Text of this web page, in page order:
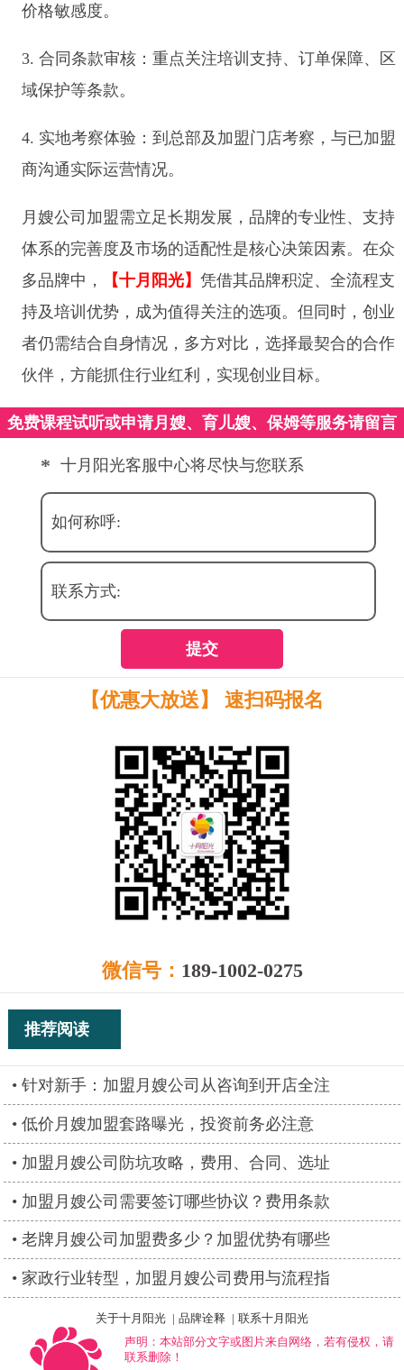
价格敏感度。
3. 合同条款审核：重点关注培训支持、订单保障、区
域保护等条款。
4. 实地考察体验：到总部及加盟门店考察，与已加盟
商沟通实际运营情况。
月嫂公司加盟需立足长期发展，品牌的专业性、支持
体系的完善度及市场的适配性是核心决策因素。在众
多品牌中，
【十月阳光】 凭借其品牌积淀、全流程支
持及培训优势，成为值得关注的选项。但同时，创业
者仍需结合自身情况，多方对比，选择最契合的合作
伙伴，方能抓住行业红利，实现创业目标。
免费课程试听或申请月嫂、育儿嫂、保姆等服务请留言
* 十月阳光客服中心将尽快与您联系
如何称呼:
联系方式:
提交
【优惠大放送】 速扫码报名
微信号： 189-1002-0275
推荐阅读
针对新手：加盟月嫂公司从咨询到开店全注
低价月嫂加盟套路曝光，投资前务必注意
加盟月嫂公司防坑攻略，费用、合同、选址
加盟月嫂公司需要签订哪些协议？费用条款
老牌月嫂公司加盟费多少？加盟优势有哪些
家政行业转型，加盟月嫂公司费用与流程指
关于十月阳光 | 品牌诠释 | 联系十月阳光
声明：本站部分文字或图片来自网络，若有侵权，请
联系删除！